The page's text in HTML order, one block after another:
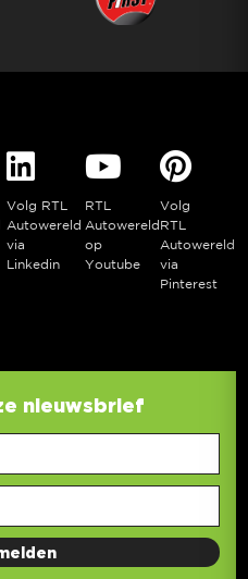
Volg RTL
Autowereld
via
Linkedin
RTL
Autowereld
op
Youtube
Volg
RTL
Autowereld
via
Pinterest
nieuwsbrief